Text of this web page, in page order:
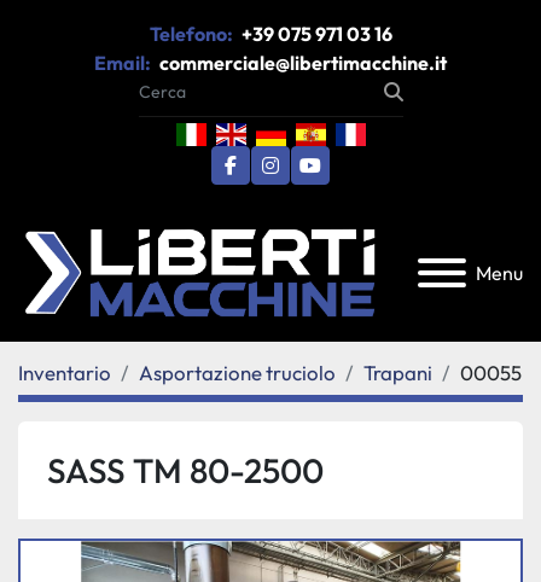
Telefono: +39 075 971 03 16
Email: commerciale@libertimacchine.it
facebook
instagram
youtube
Menu
Inventario Asportazione truciolo Trapani 00055
SASS TM 80-2500